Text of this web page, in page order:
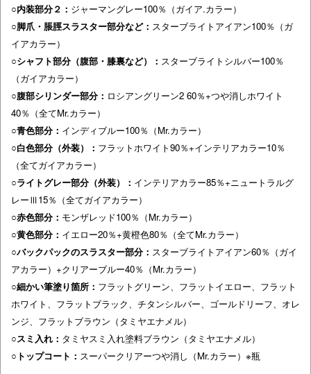
○内装部分２ ： ジャーマングレー100％（ガイア.カラー）
○脚爪・脹脛スラスター部分など： スターブライトアイアン100％（ガ
イアカラー）
○シャフト部分（腹部・膝裏など）： スターブライトシルバー100％
（ガイアカラー）
○腹部シリンダー部分： ロシアングリーン2 60％+つや消しホワイト
40％（全てMr.カラー）
○青色部分： インディブルー100％（Mr.カラー）
○白色部分（外装）： フラットホワイト90％+インテリアカラー10％
（全てガイアカラー）
○ライトグレー部分（外装）： インテリアカラー85％+ニュートラルグ
レーⅢ15％（全てガイアカラー）
○赤色部分： モンザレッド100％（Mr.カラー）
○黄色部分： イエロー20％+黄橙色80％（全てMr.カラー）
○バックパックのスラスター部分： スターブライトアイアン60％（ガイ
アカラー）+クリアーブルー40％（Mr.カラー）
○細かい筆塗り箇所 ： フラットグリーン、フラットイエロー、フラット
ホワイト、フラットブラック、チタンシルバー、ゴールドリーフ、オレ
ンジ、フラットブラウン（タミヤエナメル）
○スミ入れ ： タミヤスミ入れ塗料ブラウン（タミヤエナメル）
○トップコート： スーパークリアーつや消し（Mr.カラー）※瓶